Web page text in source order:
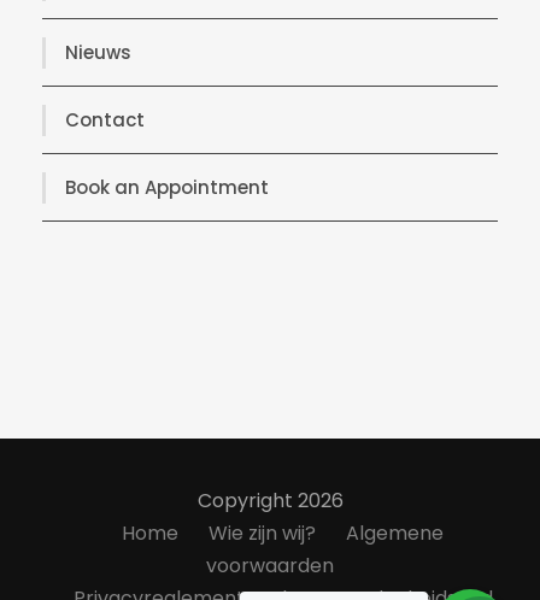
Nieuws
Contact
Book an Appointment
Copyright 2026
Home
Wie zijn wij?
Algemene
voorwaarden